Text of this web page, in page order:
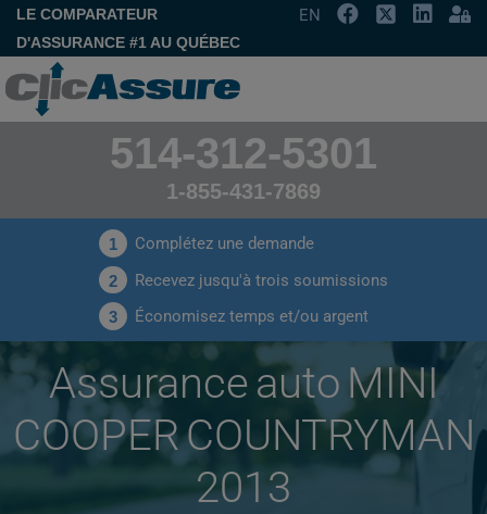
LE COMPARATEUR
D'ASSURANCE #1 AU QUÉBEC
EN
514-312-5301
1-855-431-7869
1 Complétez une demande
2 Recevez jusqu'à trois soumissions
3 Économisez temps et/ou argent
Assurance auto MINI
COOPER COUNTRYMAN
2013